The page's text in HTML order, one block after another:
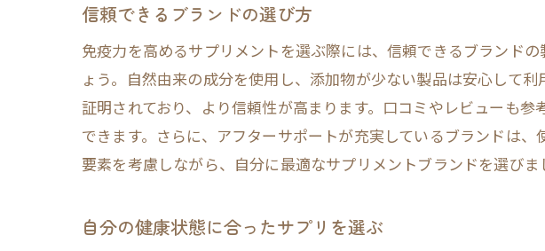
ストレスが免
リラクゼーシ
ストレス管理
メンタルヘル
信頼できるブランドの選び方
免疫力を高めるサプリメントを選ぶ際には、信頼できるブランド
ょう。自然由来の成分を使用し、添加物が少ない製品は安心して
証明されており、より信頼性が高まります。口コミやレビューも
できます。さらに、アフターサポートが充実しているブランドは
要素を考慮しながら、自分に最適なサプリメントブランドを選びま
自分の健康状態に合ったサプリを選ぶ